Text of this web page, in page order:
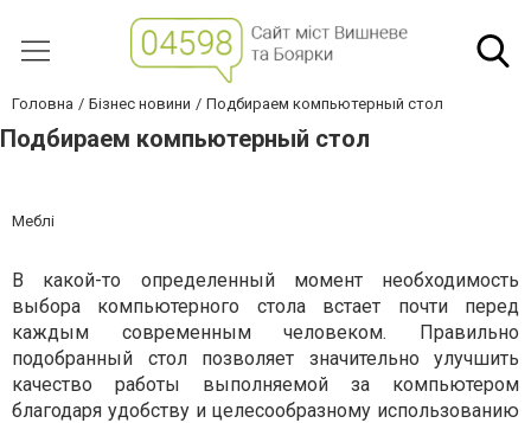
Головна Бізнес новини Подбираем компьютерный стол
Подбираем компьютерный стол
Меблі
В какой-то определенный момент необходимость
выбора компьютерного стола встает почти перед
каждым современным человеком. Правильно
подобранный стол позволяет значительно улучшить
качество работы выполняемой за компьютером
благодаря удобству и целесообразному использованию